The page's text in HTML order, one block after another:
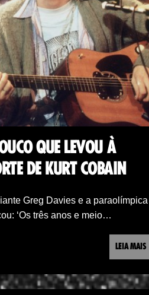
QUE LEVOU À
DE KURT COBAIN
Greg Davies e a paraolímpica
‘Os três anos e meio…
LEIA MAIS